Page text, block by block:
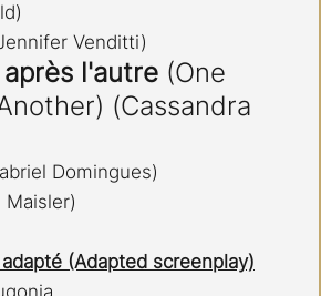
Venditti)
l'autre (One
(Cassandra
Domingues)
Maisler)
(Adapted screenplay)